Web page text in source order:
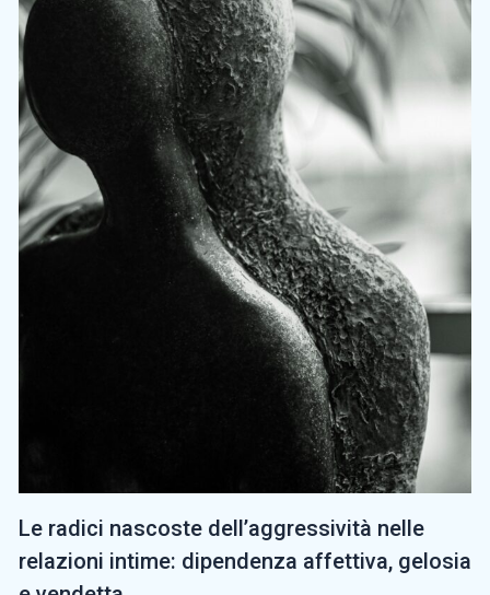
Le radici nascoste dell’aggressività nelle
relazioni intime: dipendenza affettiva, gelosia